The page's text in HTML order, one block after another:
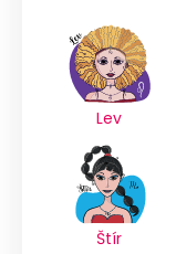
Lev
Štír